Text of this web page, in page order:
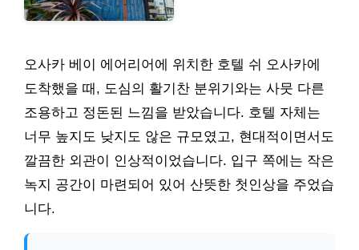
오사카 베이 에어리어에 위치한 호텔 쉬 오사카에
도착했을 때, 도심의 활기찬 분위기와는 사뭇 다른
조용하고 정돈된 느낌을 받았습니다. 호텔 자체는
너무 높지도 낮지도 않은 규모였고, 현대적이면서도
깔끔한 외관이 인상적이었습니다. 입구 쪽에는 작은
녹지 공간이 마련되어 있어 산뜻한 첫인상을 주었습
니다.